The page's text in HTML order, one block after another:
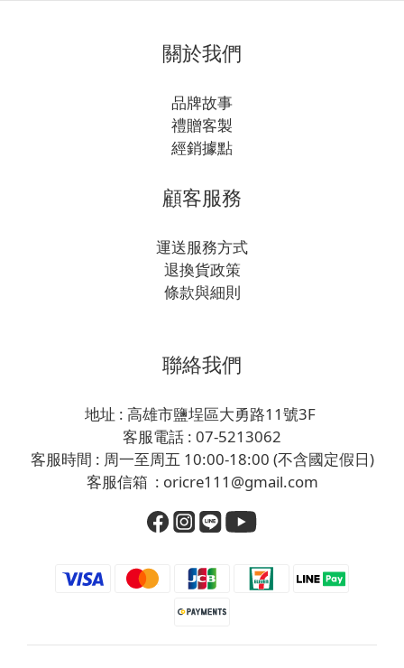
關於我們
品牌故事
禮贈客製
經銷據點
顧客服務
運送服務方式
退換貨政策
條款與細則
聯絡我們
地址 : 高雄市鹽埕區大勇路11號3F
客服電話 : 07-5213062
客服時間 : 周一至周五 10:00-18:00 (不含國定假日)
客服信箱 : oricre111@gmail.com